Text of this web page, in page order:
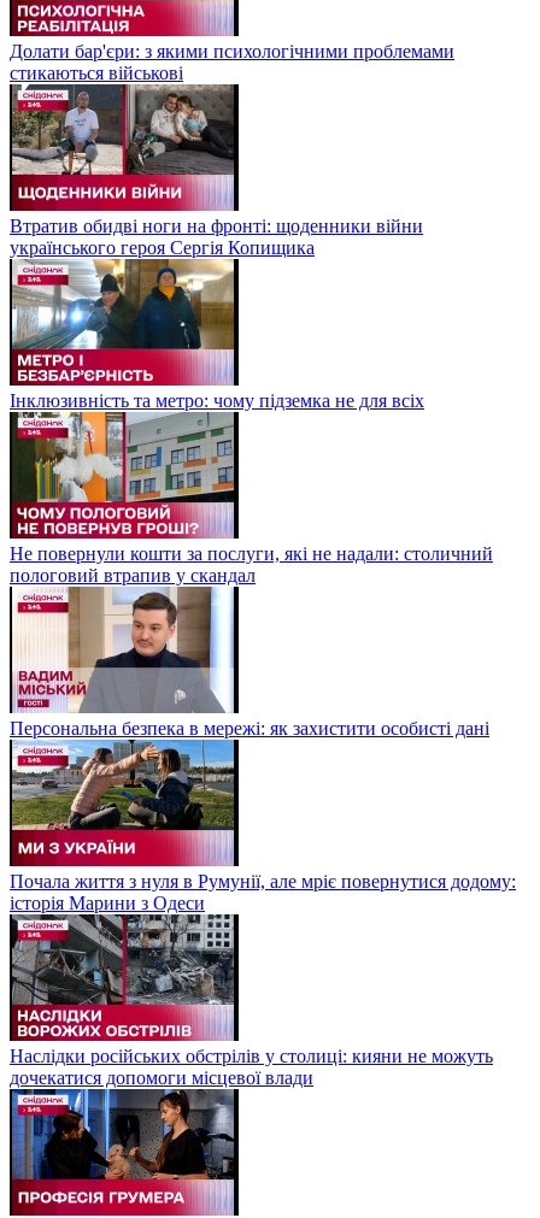
Долати бар'єри: з якими психологічними проблемами
стикаються військові
Втратив обидві ноги на фронті: щоденники війни
українського героя Сергія Копищика
Інклюзивність та метро: чому підземка не для всіх
Не повернули кошти за послуги, які не надали: столичний
пологовий втрапив у скандал
Персональна безпека в мережі: як захистити особисті дані
Почала життя з нуля в Румунії, але мріє повернутися додому:
історія Марини з Одеси
Наслідки російських обстрілів у столиці: кияни не можуть
дочекатися допомоги місцевої влади